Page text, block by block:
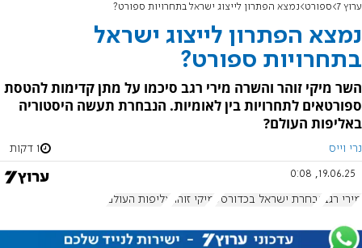
ערוץ 7 ספורט נמצא הפתרון לייצוג ישראל בתחרויות ספורט?
נמצא הפתרון לייצוג ישראל
בתחרויות ספורט?
השר מיקי זוהר והשרה מירי רגב סיכמו על מתן קדימות להטסת
ספורטאים לתחרויות בין לאומיות. הנבחרת תעשה היסטוריה
באליפות העולם?
נרי וייס 1 דקות
19.06.25, 0:08
מירי רגב נבחרת ישראל בכדורסל מיקי זוהר אליפות העולם